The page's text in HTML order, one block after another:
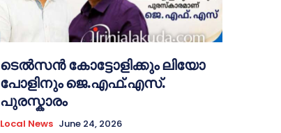
ടെൽസൻ കോട്ടോളിക്കും ലിയോ
പോളിനും ജെ.എഫ്.എസ്.
പുരസ്കാരം
Local News June 24, 2026